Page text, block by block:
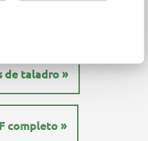
de taladro »
completo »